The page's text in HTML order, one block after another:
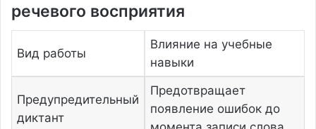
речевого восприятия
Вид работы
Влияние на учебные
навыки
Предупредительный
диктант
Предотвращает
появление ошибок до